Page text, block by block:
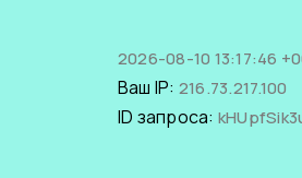
2026-08-10 13:17:46
Ваш IP: 216.73.217.100
ID запроса: